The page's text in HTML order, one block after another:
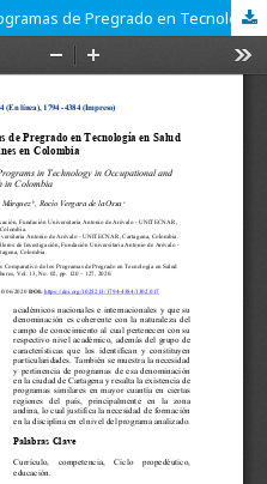
Análisis Comparativo de los Programas de Pregrado en Tecnología en Salud Ocupacional y afines en Colombia